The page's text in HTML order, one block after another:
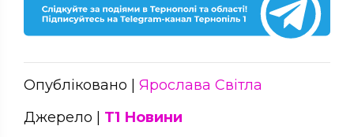
Опубліковано | Ярослава Світла
Джерело | Т1 Новини